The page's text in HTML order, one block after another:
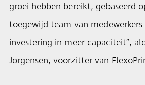
groei hebben bereikt, gebaseerd
toegewijd team van
investering in meer capaciteit”,
Jorgensen, voorzitter van